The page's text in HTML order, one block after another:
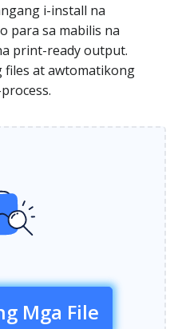
i-install na
para sa mabilis na
print-ready output.
files at awtomatikong
Mga File